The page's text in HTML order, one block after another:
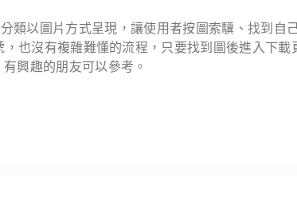
類以圖片方式呈現，讓使用者按圖索驥、找到自
也沒有複雜難懂的流程，只要找到圖後進入下載
興趣的朋友可以參考。